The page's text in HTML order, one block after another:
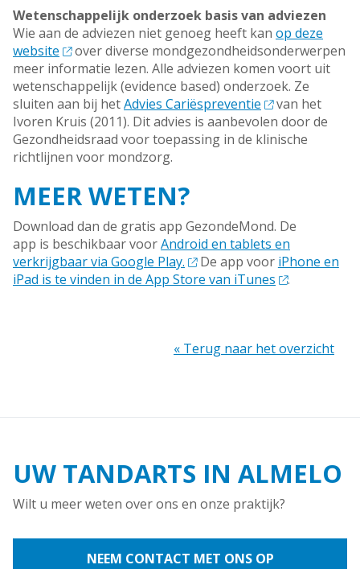
Wetenschappelijk onderzoek basis van adviezen
Wie aan de adviezen niet genoeg heeft kan op deze
website
over diverse mondgezondheidsonderwerpen
meer informatie lezen. Alle adviezen komen voort uit
wetenschappelijk (evidence based) onderzoek. Ze
sluiten aan bij hetAdvies Cariëspreventie
van het
Ivoren Kruis (2011). Dit advies is aanbevolen door de
Gezondheidsraad voor toepassing in de klinische
richtlijnen voor mondzorg.
MEER WETEN?
Download dan de gratis app GezondeMond. De
app is beschikbaar voorAndroid en tablets en
verkrijgbaar via Google Play.
De app voor iPhone en
iPad is te vinden in de App Store van iTunes
.
« Terug naar het overzicht
UW TANDARTS IN ALMELO
Wilt u meer weten over ons en onze praktijk?
NEEM CONTACT MET ONS OP